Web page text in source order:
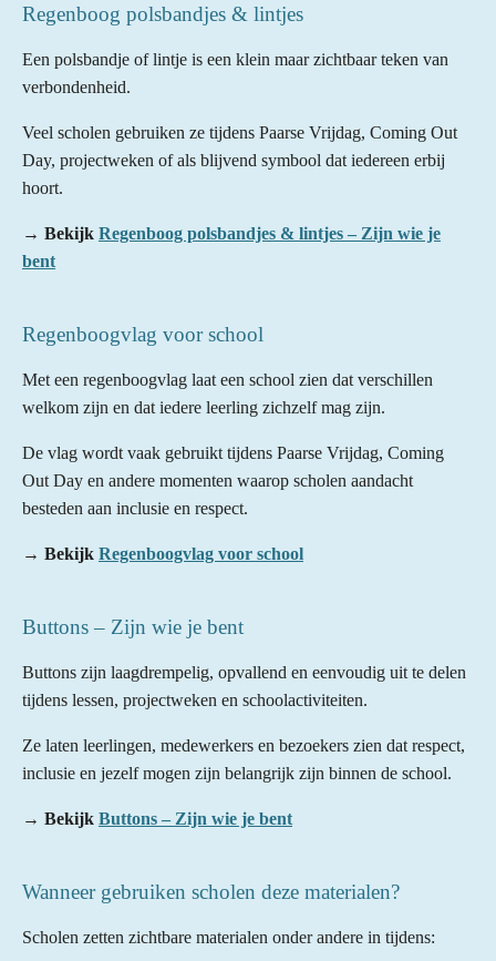
Regenboog polsbandjes & lintjes
Een polsbandje of lintje is een klein maar zichtbaar teken van
verbondenheid.
Veel scholen gebruiken ze tijdens Paarse Vrijdag, Coming Out
Day, projectweken of als blijvend symbool dat iedereen erbij
hoort.
→ Bekijk Regenboog polsbandjes & lintjes – Zijn wie je
bent
Regenboogvlag voor school
Met een regenboogvlag laat een school zien dat verschillen
welkom zijn en dat iedere leerling zichzelf mag zijn.
De vlag wordt vaak gebruikt tijdens Paarse Vrijdag, Coming
Out Day en andere momenten waarop scholen aandacht
besteden aan inclusie en respect.
→ Bekijk Regenboogvlag voor school
Buttons – Zijn wie je bent
Buttons zijn laagdrempelig, opvallend en eenvoudig uit te delen
tijdens lessen, projectweken en schoolactiviteiten.
Ze laten leerlingen, medewerkers en bezoekers zien dat respect,
inclusie en jezelf mogen zijn belangrijk zijn binnen de school.
→ Bekijk Buttons – Zijn wie je bent
Wanneer gebruiken scholen deze materialen?
Scholen zetten zichtbare materialen onder andere in tijdens: